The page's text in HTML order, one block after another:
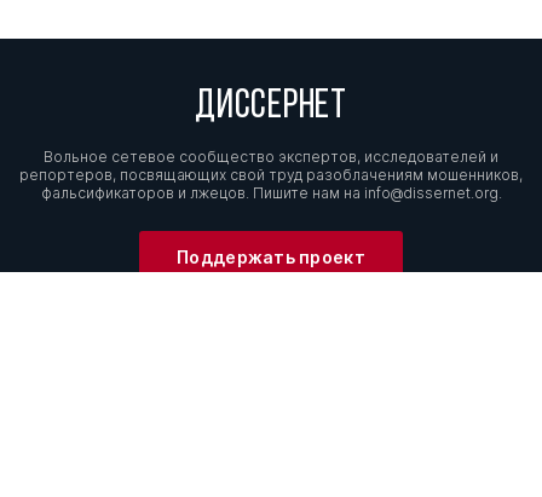
ДИССЕРНЕТ
Вольное сетевое сообщество экспертов, исследователей и
репортеров, посвящающих свой труд разоблачениям мошенников,
фальсификаторов и лжецов. Пишите нам на info@dissernet.org.
Поддержать проект